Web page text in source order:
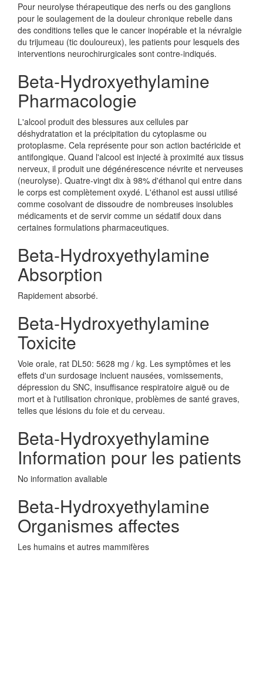
Pour neurolyse thérapeutique des nerfs ou des ganglions
pour le soulagement de la douleur chronique rebelle dans
des conditions telles que le cancer inopérable et la névralgie
du trijumeau (tic douloureux), les patients pour lesquels des
interventions neurochirurgicales sont contre-indiqués.
Beta-Hydroxyethylamine
Pharmacologie
L'alcool produit des blessures aux cellules par
déshydratation et la précipitation du cytoplasme ou
protoplasme. Cela représente pour son action bactéricide et
antifongique. Quand l'alcool est injecté à proximité aux tissus
nerveux, il produit une dégénérescence névrite et nerveuses
(neurolyse). Quatre-vingt dix à 98% d'éthanol qui entre dans
le corps est complètement oxydé. L'éthanol est aussi utilisé
comme cosolvant de dissoudre de nombreuses insolubles
médicaments et de servir comme un sédatif doux dans
certaines formulations pharmaceutiques.
Beta-Hydroxyethylamine
Absorption
Rapidement absorbé.
Beta-Hydroxyethylamine
Toxicite
Voie orale, rat DL50: 5628 mg / kg. Les symptômes et les
effets d'un surdosage incluent nausées, vomissements,
dépression du SNC, insuffisance respiratoire aiguë ou de
mort et à l'utilisation chronique, problèmes de santé graves,
telles que lésions du foie et du cerveau.
Beta-Hydroxyethylamine
Information pour les patients
No information avaliable
Beta-Hydroxyethylamine
Organismes affectes
Les humains et autres mammifères